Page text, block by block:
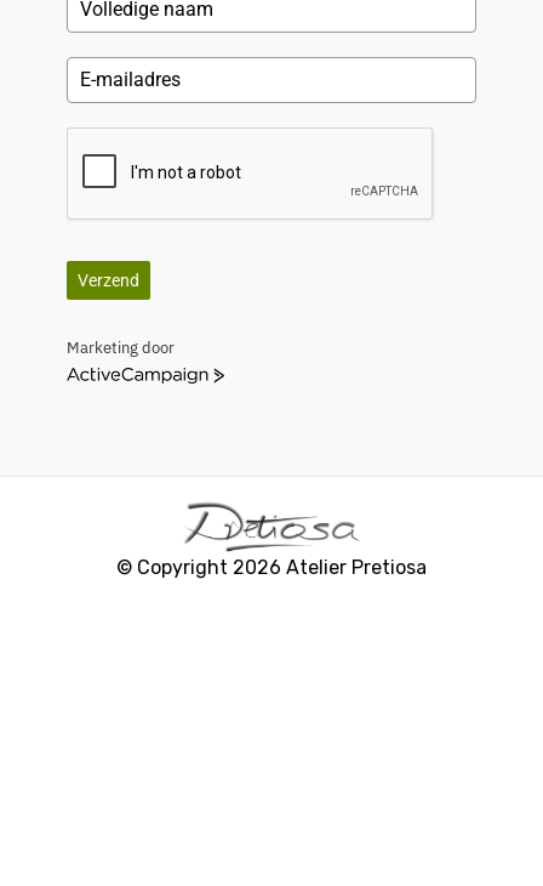
Verzend
Marketing door
A
© Copyright 2026 Atelier Pretiosa